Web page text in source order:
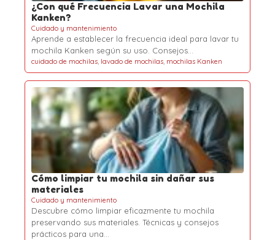
¿Con qué Frecuencia Lavar una Mochila
Kanken?
Cuidado y mantenimiento
Aprende a establecer la frecuencia ideal para lavar tu
mochila Kanken según su uso. Consejos…
cuidado de mochilas, lavado de mochilas, mochilas Kanken
Cómo limpiar tu mochila sin dañar sus
materiales
Cuidado y mantenimiento
Descubre cómo limpiar eficazmente tu mochila
preservando sus materiales. Técnicas y consejos
prácticos para una…